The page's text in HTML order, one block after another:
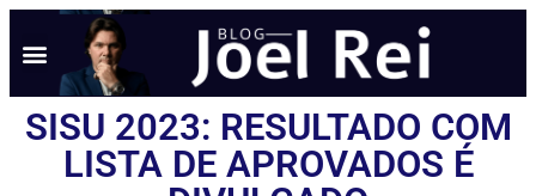
SISU 2023: RESULTADO COM
LISTA DE APROVADOS É